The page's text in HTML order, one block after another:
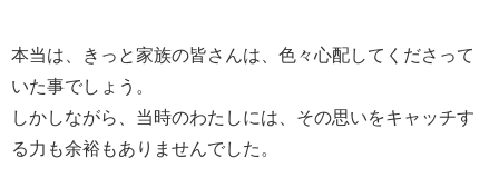
本当は、きっと家族の皆さんは、色々心配してくださって
いた事でしょう。
しかしながら、当時のわたしには、その思いをキャッチす
る力も余裕もありませんでした。